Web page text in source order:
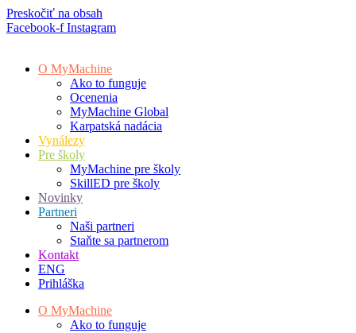
Preskočiť na obsah
Facebook-f Instagram
O MyMachine
Ako to funguje
Ocenenia
MyMachine Global
Karpatská nadácia
Vynálezy
Pre školy
MyMachine pre školy
SkillED pre školy
Novinky
Partneri
Naši partneri
Staňte sa partnerom
Kontakt
ENG
Prihláška
O MyMachine
Ako to funguje